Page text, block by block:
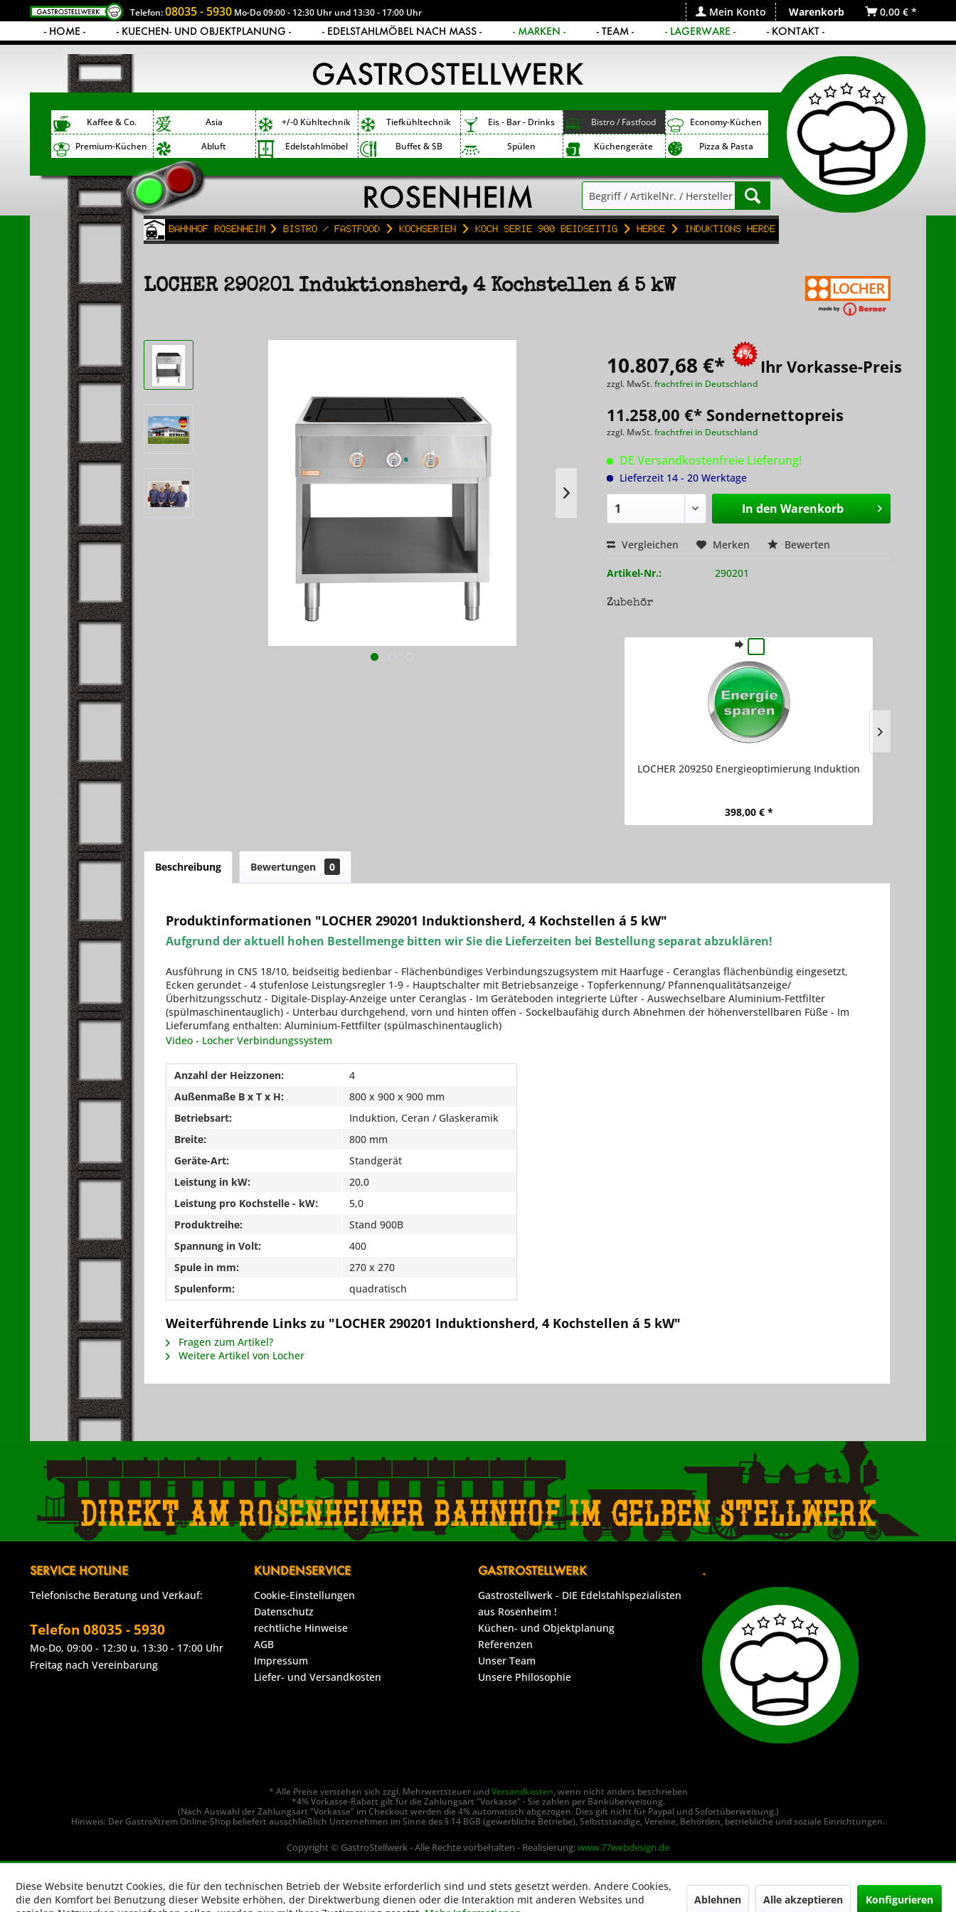
Telefon:08035 - 5930 Mo-Do 09:00 - 12:30 Uhr und 13:30 - 17:00 Uhr Mein Konto Warenkorb
0,00 € *
- HOME -
- KUECHEN- UND OBJEKTPLANUNG - - EDELSTAHLMÖBEL NACH MASS - - MARKEN - - TEAM - - LAGERWARE - - KONTAKT -
Kaffee & Co. Asia +/-0 Kühltechnik Tiefkühltechnik Eis - Bar - Drinks Bistro / Fastfood
Economy-Küchen
Premium-Küchen
Abluft Edelstahlmöbel Buffet & SB Spülen Küchengeräte Pizza & Pasta
Bahnhof Rosenheim Bistro / Fastfood Kochserien Koch Serie 900 beidseitig Herde Induktions Herde
LOCHER 290201 Induktionsherd, 4 Kochstellen á 5 kW
10.807,68 €* Ihr Vorkasse-Preis
zzgl. MwSt.frachtfrei in Deutschland
11.258,00 €* Sondernettopreis
zzgl. MwSt.frachtfrei in Deutschland
DE Versandkostenfreie Lieferung!
Lieferzeit 14 - 20 Werktage
In den Warenkorb
Vergleichen Merken Bewerten
Artikel-Nr.: 290201
Zubehör
LOCHER 209250 Energieoptimierung Induktion
398,00 € *
Beschreibung Bewertungen 0
Produktinformationen "LOCHER 290201 Induktionsherd, 4 Kochstellen á 5 kW"
Aufgrund der aktuell hohen Bestellmenge bitten wir Sie die Lieferzeiten bei Bestellung separat abzuklären!
Ausführung in CNS 18/10, beidseitig bedienbar - Flächenbündiges Verbindungszugsystem mit Haarfuge - Ceranglas flächenbündig eingesetzt,
Ecken gerundet - 4 stufenlose Leistungsregler 1-9 - Hauptschalter mit Betriebsanzeige - Topferkennung/ Pfannenqualitätsanzeige/
Überhitzungsschutz - Digitale-Display-Anzeige unter Ceranglas - Im Geräteboden integrierte Lüfter - Auswechselbare Aluminium-Fettfilter
(spülmaschinentauglich) - Unterbau durchgehend, vorn und hinten offen - Sockelbaufähig durch Abnehmen der höhenverstellbaren Füße - Im
Lieferumfang enthalten: Aluminium-Fettfilter (spülmaschinentauglich)
Video - Locher Verbindungssystem
Anzahl der Heizzonen:
4
Außenmaße B x T x H:
800 x 900 x 900 mm
Betriebsart:
Induktion, Ceran / Glaskeramik
Breite:
800 mm
Geräte-Art:
Standgerät
Leistung in kW:
20,0
Leistung pro Kochstelle - kW:
5,0
Produktreihe:
Stand 900B
Spannung in Volt:
400
Spule in mm:
270 x 270
Spulenform:
quadratisch
Weiterführende Links zu "LOCHER 290201 Induktionsherd, 4 Kochstellen á 5 kW"
Fragen zum Artikel?
Weitere Artikel von Locher
Direkt am Rosenheimer Bahnhof im gelben Stellwerk
SERVICE HOTLINE
Telefonische Beratung und Verkauf:
Telefon 08035 - 5930
Mo-Do, 09:00 - 12:30 u. 13:30 - 17:00 Uhr
Freitag nach Vereinbarung
KUNDENSERVICE
Cookie-Einstellungen
Datenschutz
rechtliche Hinweise
AGB
Impressum
Liefer- und Versandkosten
GASTROSTELLWERK
Gastrostellwerk - DIE Edelstahlspezialisten
aus Rosenheim !
Küchen- und Objektplanung
Referenzen
Unser Team
Unsere Philosophie
.
* Alle Preise verstehen sich zzgl. Mehrwertsteuer undVersandkosten, wenn nicht anders beschrieben
*4% Vorkasse-Rabatt gilt für die Zahlungsart "Vorkasse" - Sie zahlen per Banküberweisung.
(Nach Auswahl der Zahlungsart "Vorkasse" im Checkout werden die 4% automatisch abgezogen. Dies gilt nicht für Paypal und Sofortüberweisung.)
Hinweis: Der GastroXtrem Online-Shop beliefert ausschließlich Unternehmen im Sinne des § 14 BGB (gewerbliche Betriebe), Selbstständige, Vereine, Behörden, betriebliche und soziale Einrichtungen.
Copyright © GastroStellwerk - Alle Rechte vorbehalten - Realisierung:www.77webdesign.de
Diese Website benutzt Cookies, die für den technischen Betrieb der Website erforderlich sind und stets gesetzt werden. Andere Cookies,
die den Komfort bei Benutzung dieser Website erhöhen, der Direktwerbung dienen oder die Interaktion mit anderen Websites und
Ablehnen Alle akzeptieren Konfigurieren